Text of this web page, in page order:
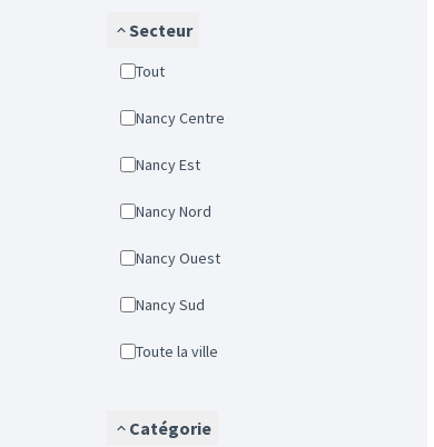
Secteur
Tout
Nancy Centre
Nancy Est
Nancy Nord
Nancy Ouest
Nancy Sud
Toute la ville
Catégorie